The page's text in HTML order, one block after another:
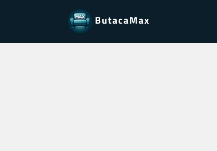
ButacaMax